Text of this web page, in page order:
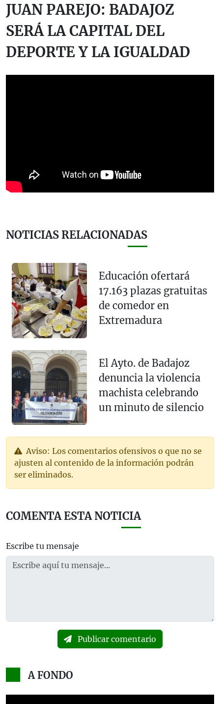
JUAN PAREJO: BADAJOZ
SERÁ LA CAPITAL DEL
DEPORTE Y LA IGUALDAD
NOTICIAS RELACIONADAS
Educación ofertará
17.163 plazas gratuitas
de comedor en
Extremadura
El Ayto. de Badajoz
denuncia la violencia
machista celebrando
un minuto de silencio
Aviso: Los comentarios ofensivos o que no se
ajusten al contenido de la información podrán
ser eliminados.
COMENTA ESTA NOTICIA
Escribe tu mensaje
Publicar comentario
A FONDO